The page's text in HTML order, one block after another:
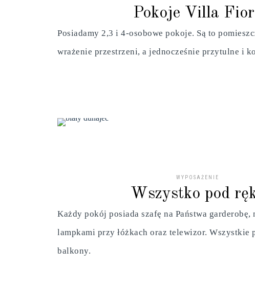
Pokoje Villa
Posiadamy 2,3 i 4-osobowe pokoje. Są to
wrażenie przestrzeni, a jednocześnie przytulne i
WYPOSAŻENIE
Wszystko pod
Każdy pokój posiada szafę na Państwa garderobę,
lampkami przy łóżkach oraz telewizor. Wszystkie
balkony.